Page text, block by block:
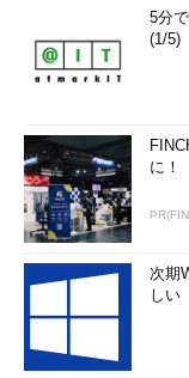
5分
(1/5)
に！
次期
しい